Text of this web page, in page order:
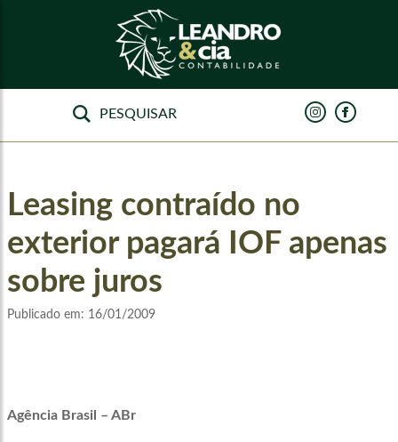
Leasing contraído no
exterior pagará IOF apenas
sobre juros
Publicado em: 16/01/2009
Agência Brasil – ABr